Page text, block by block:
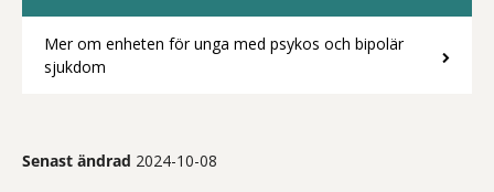
Mer om enheten för unga med psykos och bipolär
sjukdom
Senast ändrad 2024-10-08